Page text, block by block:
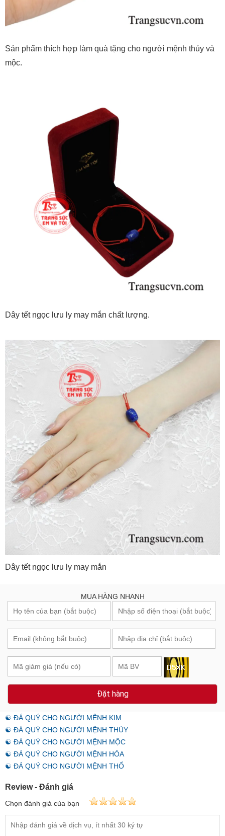
Sản phẩm thích hợp làm quà tặng cho người mệnh thủy và
mộc.
Dây tết ngọc lưu ly may mắn chất lượng.
Dây tết ngọc lưu ly may mắn
MUA HÀNG NHANH
Đặt hàng
☯ ĐÁ QUÝ CHO NGƯỜI MỆNH KIM
☯ ĐÁ QUÝ CHO NGƯỜI MỆNH THỦY
☯ ĐÁ QUÝ CHO NGƯỜI MỆNH MỘC
☯ ĐÁ QUÝ CHO NGƯỜI MỆNH HỎA
☯ ĐÁ QUÝ CHO NGƯỜI MỆNH THỔ
Review - Đánh giá
Chọn đánh giá của bạn